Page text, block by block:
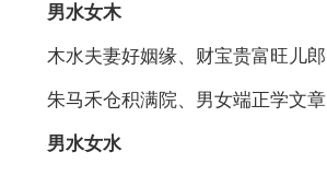
男水女木
木水夫妻好姻缘、财宝贵富旺儿郎
朱马禾仓积满院、男女端正学文章
男水女水